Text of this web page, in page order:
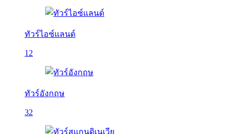
ทัวร์ไอซ์แลนด์
12
ทัวร์อังกฤษ
32